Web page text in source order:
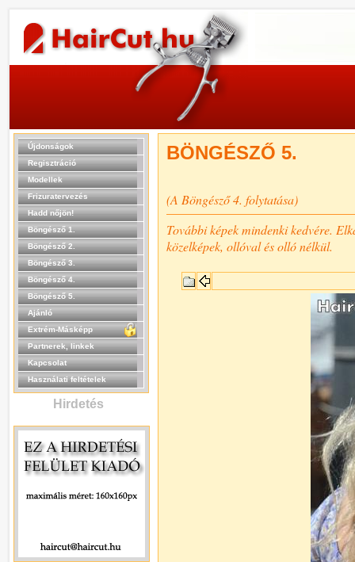
Újdonságok
Regisztráció
Modellek
Frizuratervezés
Hadd nőjön!
Böngésző 1.
Böngésző 2.
Böngésző 3.
Böngésző 4.
Böngésző 5.
Ajánló
Extrém-Másképp
Partnerek, linkek
Kapcsolat
Használati feltételek
Hirdetés
BÖNGÉSZŐ 5.
(A Böngésző 4. folytatása)
További képek mindenki kedvére.
közelképek, ollóval és olló nélkül.